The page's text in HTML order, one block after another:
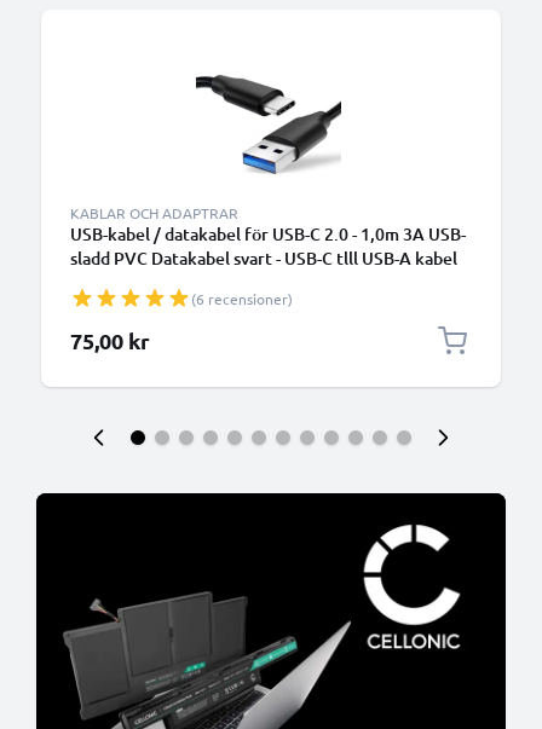
KABLAR OCH ADAPTRAR
USB-kabel / datakabel för USB-C 2.0 - 1,0m 3A USB-
sladd PVC Datakabel svart - USB-C tlll USB-A kabel
(6 recensioner)
75,00 kr